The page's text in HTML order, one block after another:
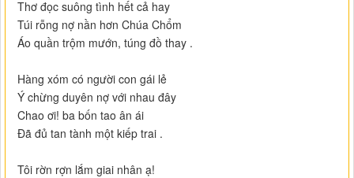
Thơ đọc suông tình hết cả hay
Túi rỗng nợ nần hơn Chúa Chổm
Áo quần trộm mướn, túng đồ thay .
Hàng xóm có người con gái lẻ
Ý chừng duyên nợ với nhau đây
Chao ơi! ba bốn tao ân ái
Đã đủ tan tành một kiếp trai .
Tôi rờn rợn lắm giai nhân ạ!